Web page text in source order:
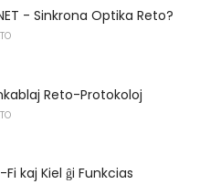
- Sinkrona Optika Reto?
Reto-Protokoloj
kaj Kiel ĝi Funkcias